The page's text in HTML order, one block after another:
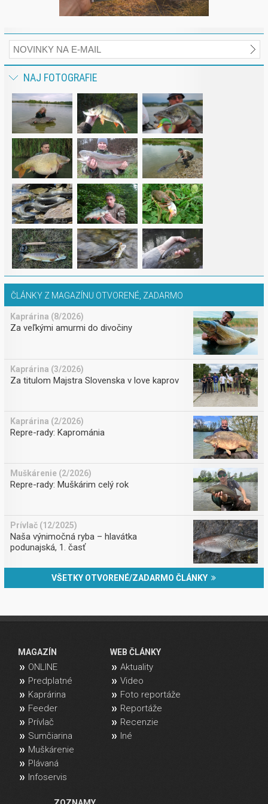
NAJ FOTOGRAFIE
ČLÁNKY Z MAGAZÍNU OTVORENÉ, ZADARMO
Kaprárina (8/2026)
Za veľkými amurmi do divočiny
Kaprárina (3/2026)
Za titulom Majstra Slovenska v love kaprov
Kaprárina (2/2026)
Repre-rady: Kaprománia
Muškárenie (2/2026)
Repre-rady: Muškárim celý rok
Prívlač (12/2025)
Naša výnimočná ryba – hlavátka
podunajská, 1. časť
VŠETKY OTVORENÉ/ZADARMO ČLÁNKY
MAGAZÍN
ONLINE
Predplatné
Kaprárina
Feeder
Prívlač
Sumčiarina
Muškárenie
Plávaná
Infoservis
WEB ČLÁNKY
Aktuality
Video
Foto reportáže
Reportáže
Recenzie
Iné